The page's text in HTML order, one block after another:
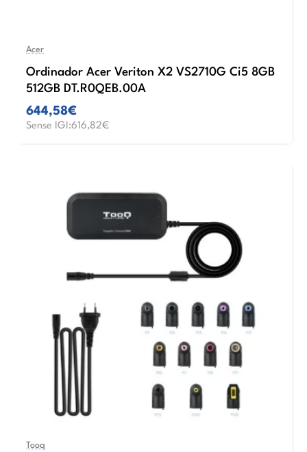
Acer
Ordinador Acer Veriton X2 VS2710G Ci5 8GB
512GB DT.R0QEB.00A
644,58€
Sense IGI:616,82€
Tooq